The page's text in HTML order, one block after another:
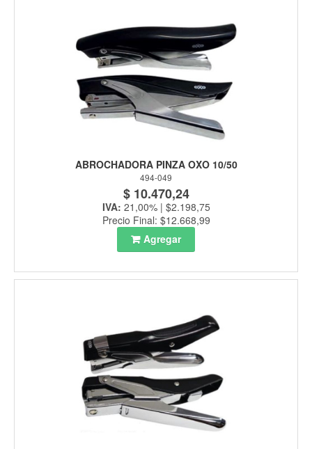
ABROCHADORA PINZA OXO 10/50
494-049
$ 10.470,24
IVA: 21,00% | $2.198,75
Precio Final: $12.668,99
Agregar